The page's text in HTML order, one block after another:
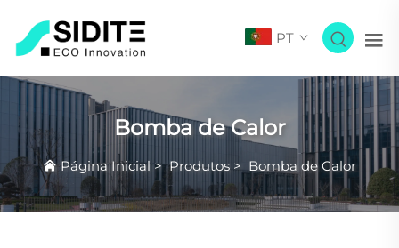
PT
Bomba de Calor
Página Inicial>Produtos > Bomba de Calor